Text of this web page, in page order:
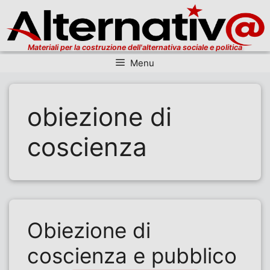
Materiali per la costruzione dell'alternativa sociale e politica
Menu
obiezione di
coscienza
Obiezione di
coscienza e pubblico